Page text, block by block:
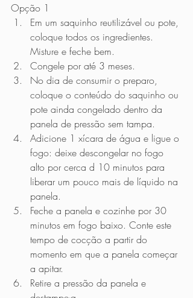
Opção 1
Em um saquinho reutilizável ou pote,
coloque todos os ingredientes.
Misture e feche bem.
Congele por até 3 meses.
No dia de consumir o preparo,
coloque o conteúdo do saquinho ou
pote ainda congelado dentro da
panela de pressão sem tampa.
Adicione 1 xícara de água e ligue o
fogo: deixe descongelar no fogo
alto por cerca d 10 minutos para
liberar um pouco mais de líquido na
panela.
Feche a panela e cozinhe por 30
minutos em fogo baixo. Conte este
tempo de cocção a partir do
momento em que a panela começar
a apitar.
Retire a pressão da panela e